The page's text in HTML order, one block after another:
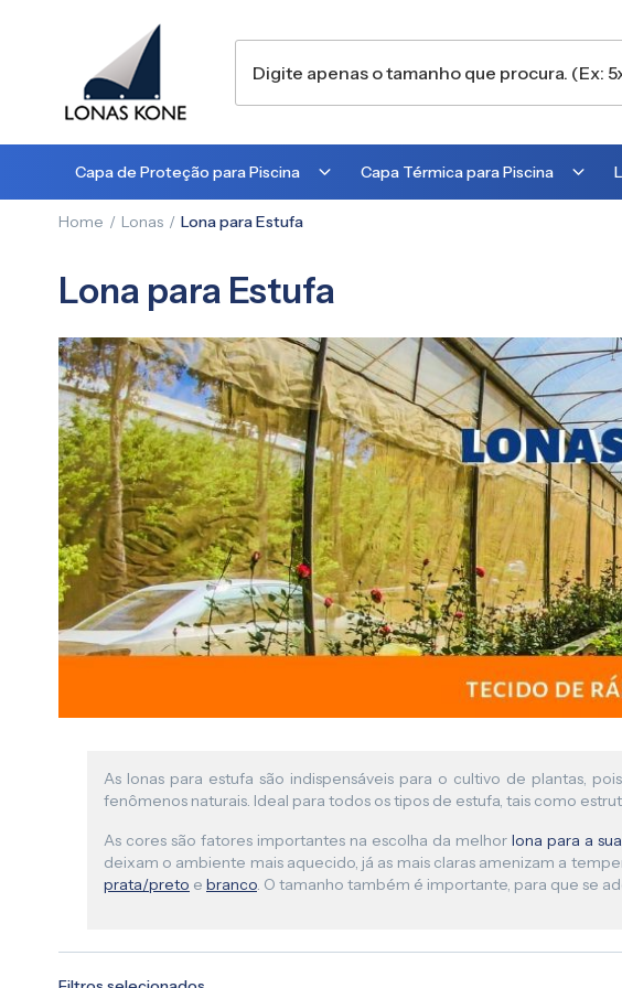
Capa de Proteção para Piscina
300 MICRA
Capa Térmica para Piscina
Home Lonas Lona para Estufa
Lona para Estufa
As lonas para estufa são indispensáveis para o cultivo de plantas,
fenômenos naturais. Ideal para todos os tipos de estufa, tais como
As cores são fatores importantes na escolha da melhorlona para a
deixam o ambiente mais aquecido, já as mais claras amenizam a
prata/preto e branco. O tamanho também é importante, para que se